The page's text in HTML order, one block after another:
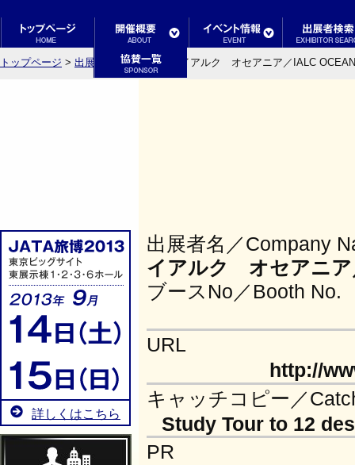
トップページ > 出展者検索結果一覧 > イアルク オセアニア／IALC
詳しくはこちら
出展者名／Company
イアルク オセアニア
ブースNo／Booth No.
URL
http://
キャッチコピー／
Study Tour to 12
PR